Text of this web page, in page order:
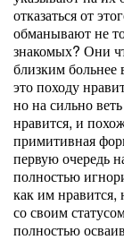
отказаться от
обманывают не
знакомых? Они
близким больнее
это походу
но на сильно
нравится, и
примитивная
первую очередь
полностью
как им нравится,
со своим
полностью